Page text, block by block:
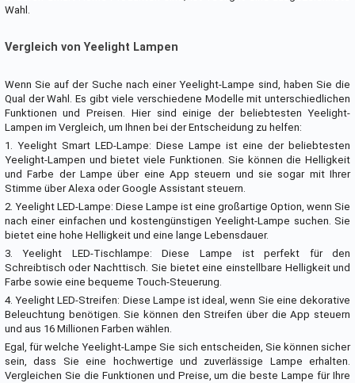
Wahl.
Vergleich von Yeelight Lampen
Wenn Sie auf der Suche nach einer Yeelight-Lampe sind, haben Sie die
Qual der Wahl. Es gibt viele verschiedene Modelle mit unterschiedlichen
Funktionen und Preisen. Hier sind einige der beliebtesten Yeelight-
Lampen im Vergleich, um Ihnen bei der Entscheidung zu helfen:
1. Yeelight Smart LED-Lampe: Diese Lampe ist eine der beliebtesten
Yeelight-Lampen und bietet viele Funktionen. Sie können die Helligkeit
und Farbe der Lampe über eine App steuern und sie sogar mit Ihrer
Stimme über Alexa oder Google Assistant steuern.
2. Yeelight LED-Lampe: Diese Lampe ist eine großartige Option, wenn Sie
nach einer einfachen und kostengünstigen Yeelight-Lampe suchen. Sie
bietet eine hohe Helligkeit und eine lange Lebensdauer.
3. Yeelight LED-Tischlampe: Diese Lampe ist perfekt für den
Schreibtisch oder Nachttisch. Sie bietet eine einstellbare Helligkeit und
Farbe sowie eine bequeme Touch-Steuerung.
4. Yeelight LED-Streifen: Diese Lampe ist ideal, wenn Sie eine dekorative
Beleuchtung benötigen. Sie können den Streifen über die App steuern
und aus 16 Millionen Farben wählen.
Egal, für welche Yeelight-Lampe Sie sich entscheiden, Sie können sicher
sein, dass Sie eine hochwertige und zuverlässige Lampe erhalten.
Vergleichen Sie die Funktionen und Preise, um die beste Lampe für Ihre